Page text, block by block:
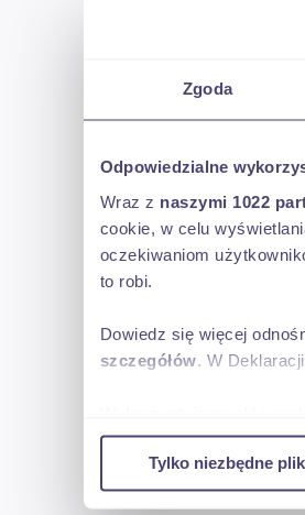
Zgoda
Odpowiedzialne
Wraz z naszymi 1022
cookie, w celu
oczekiwaniom
to robi.
Dowiedz się więcej
szczegółów. W
w naszej witrynie.
reklamowym i
uzyskanymi podczas
Tylko niezbędne